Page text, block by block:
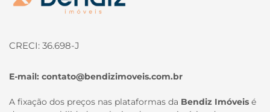
CRECI: 36.698-J
E-mail: contato@bendizimoveis.com.br
A fixação dos preços nas plataformas da Bendiz Imóveis é